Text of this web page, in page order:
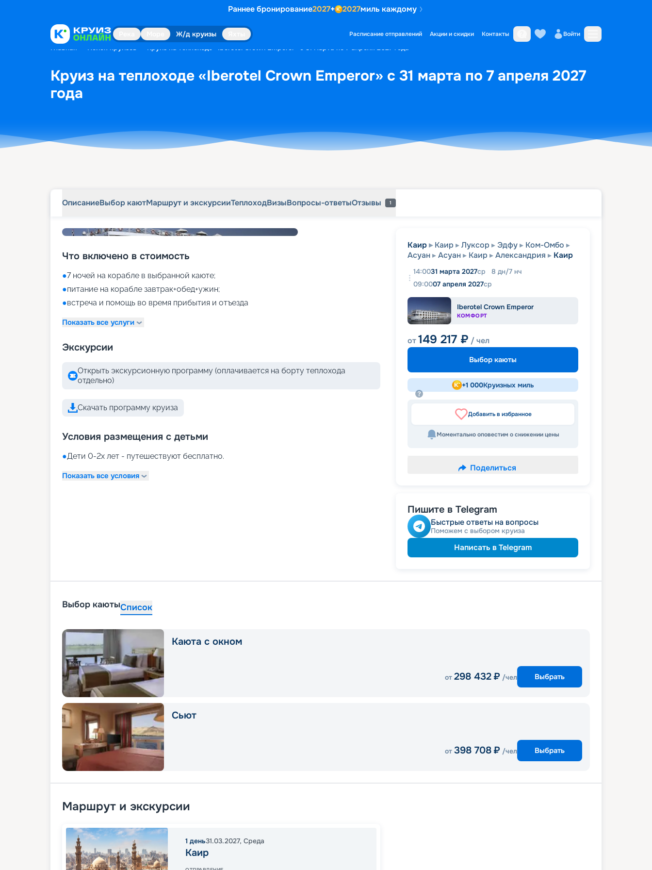
Раннее бронирование2027+ 2027миль каждому
Ж/д круизы Расписание отправлений Акции и скидки Контакты Войти
Главная Поиск круизов Круиз на теплоходе «Iberotel Crown Emperor» с 31 марта по 7 апреля 2027 года
Круиз на теплоходе «Iberotel Crown Emperor» с 31 марта по 7 апреля 2027
года
ОписаниеВыбор каютМаршрут и экскурсииТеплоходВизыВопросы-ответыОтзывы 1
Что включено в стоимость
●7 ночей на корабле в выбранной каюте;
●питание на корабле завтрак+обед+ужин;
●встреча и помощь во время прибытия и отъезда
Показать все услуги
Экскурсии
Открыть экскурсионную программу (оплачивается на борту теплохода
отдельно)
Скачать программу круиза
Условия размещения с детьми
●Дети 0-2х лет - путешествуют бесплатно.
Показать все условия
Каир Каир Луксор Эдфу
Ком-Омбо
Асуан
Асуан Каир Александрия Каир
14:0031 марта 2027ср 8 дн/7 нч
09:0007 апреля 2027ср
Iberotel Crown Emperor
КОМФОРТ
от149 217 ₽ / чел
Выбор каюты
+1 000Круизных миль
Добавить в избранное
Моментально оповестим о снижении цены
Поделиться
Пишите в Telegram
Быстрые ответы на вопросы
Поможем с выбором круиза
Написать в Telegram
Выбор каютыСписок
Каюта с окном
от 298 432 ₽ /чел Выбрать
Сьют
от 398 708 ₽ /чел Выбрать
Маршрут и экскурсии
1 день31.03.2027, Среда
Каир